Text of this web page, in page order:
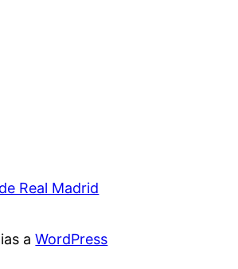
Real Madrid
aWordPress